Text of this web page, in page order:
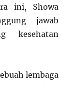
ini, Showa
jawab
kesehatan
lembaga